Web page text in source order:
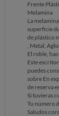
Frente
Melamina
La
superficie
de plástico
, Metal,
El roble,
Este
puedes
sobre En
de reserva
Si tuvieras
Tu número
Saludos